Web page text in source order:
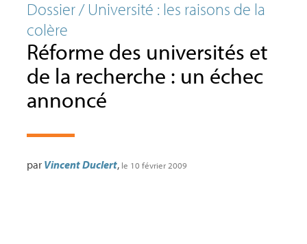
Dossier / Université : les raisons de la
colère
Réforme des universités et
de la recherche : un échec
annoncé
par Vincent Duclert, le 10 février 2009